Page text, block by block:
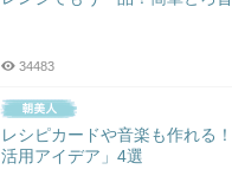
34483
レシピカードや音楽も作れる
活用アイデア」4選